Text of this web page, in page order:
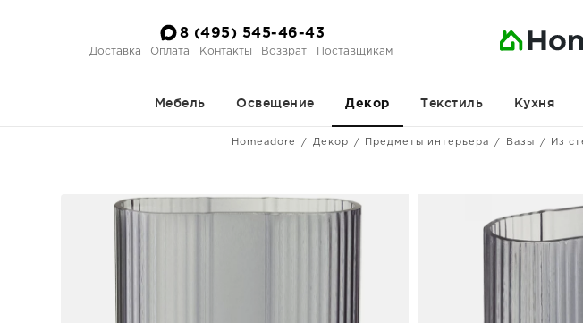
8 (495) 545-46-43
Доставка Оплата Контакты Возврат Поставщикам
Мебель Освещение Декор Текстиль Кухня
Homeadore Декор Предметы интерьера Вазы Из